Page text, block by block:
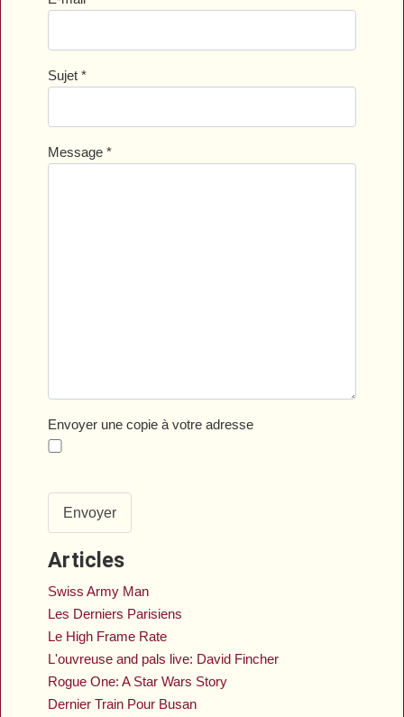
Sujet *
Message *
Envoyer une copie à votre adresse
Envoyer
Articles
Swiss Army Man
Les Derniers Parisiens
Le High Frame Rate
L'ouvreuse and pals live: David Fincher
Rogue One: A Star Wars Story
Dernier Train Pour Busan